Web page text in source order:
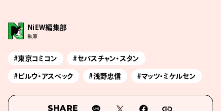
NiEW編集部
執筆
#東京コミコン #セバスチャン・スタン
#ピルウ・アスベック #浅野忠信 #マッツ・ミケルセン
SHARE